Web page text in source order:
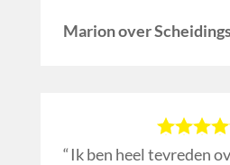
Marion over
Ik ben heel tevreden